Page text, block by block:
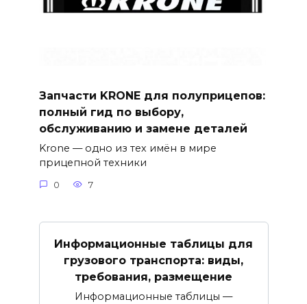
Запчасти KRONE для полуприцепов:
полный гид по выбору,
обслуживанию и замене деталей
Krone — одно из тех имён в мире
прицепной техники
0 7
Информационные таблицы для
грузового транспорта: виды,
требования, размещение
Информационные таблицы —